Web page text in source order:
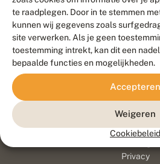
te raadplegen. Door in te stemmen
kunnen wij gegevens zoals
site verwerken. Als je geen
toestemming intrekt, kan dit een
bepaalde functies en mogelijkheden.
Accepteren
Weigeren
Cookiebeleid
Meld waarnemingen
© 2026
Duurzaam ontwikkeld door
Privacy